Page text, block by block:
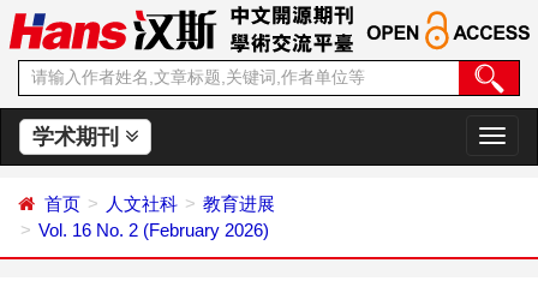
学术期刊
切
换
首页 人文社科
教育进展
Vol. 16 No. 2 (February 2026)